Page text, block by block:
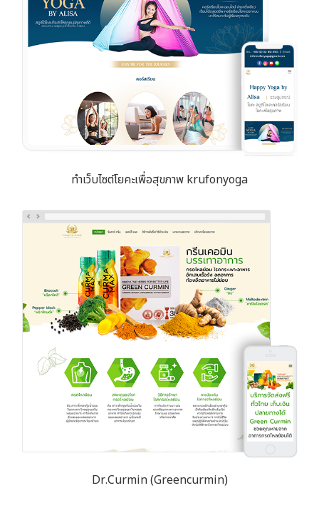
ทำเว็บไซต์โยคะเพื่อสุขภาพ krufonyoga
Dr.Curmin (Greencurmin)